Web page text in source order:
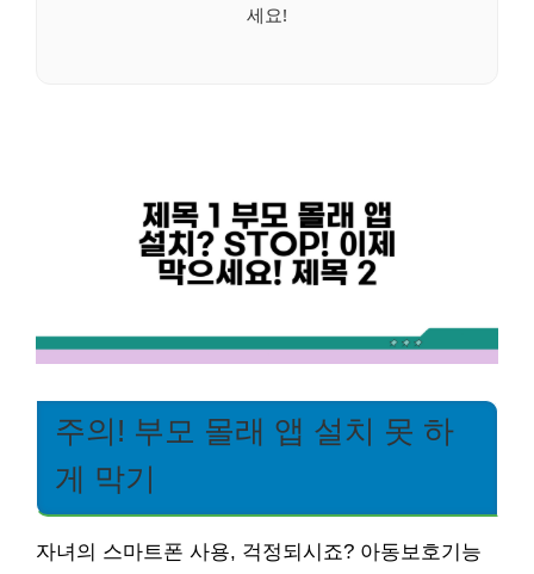
세요!
주의! 부모 몰래 앱 설치 못 하
게 막기
자녀의 스마트폰 사용, 걱정되시죠? 아동보호기능